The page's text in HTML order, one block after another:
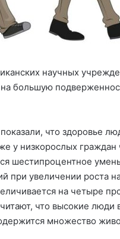
научных
на большую
что здоровье
у низкорослых
шестипроцентное
при увеличении роста
на четыре
что высокие люди
множество
Создано
мигрени